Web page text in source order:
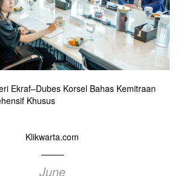
Ekraf–Dubes Korsel Bahas Kemitraan
Khusus
Klikwarta.com
June